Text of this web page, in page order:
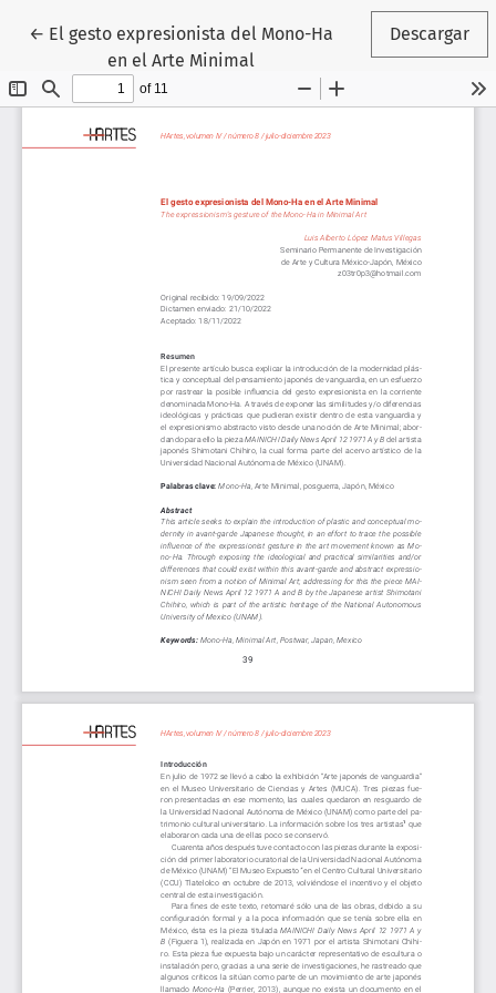
← Volver a los detalles del artículo
El gesto expresionista del Mono-Ha
en el Arte Minimal
Descargar